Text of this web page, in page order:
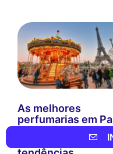
As melhores
perfumarias em